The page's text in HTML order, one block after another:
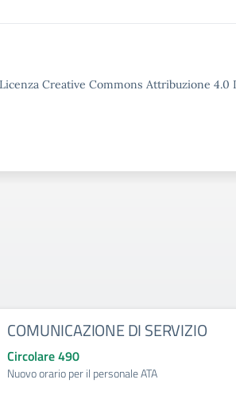
Creative Commons Attribuzione 4.0
COMUNICAZIONE DI SERVIZIO
Circolare 490
Nuovo orario per il personale ATA